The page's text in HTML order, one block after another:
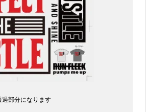
部分になります